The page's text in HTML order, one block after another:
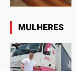
MULHERES